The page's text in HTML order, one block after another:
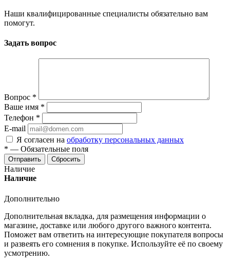
Наши квалифицированные специалисты обязательно вам
помогут.
Задать вопрос
Вопрос *
Ваше имя *
Телефон *
E-mail
Я согласен на обработку персональных данных
* — Обязательные поля
Отправить Сбросить
Наличие
Наличие
Дополнительно
Дополнительная вкладка, для размещения информации о
магазине, доставке или любого другого важного контента.
Поможет вам ответить на интересующие покупателя вопросы
и развеять его сомнения в покупке. Используйте её по своему
усмотрению.